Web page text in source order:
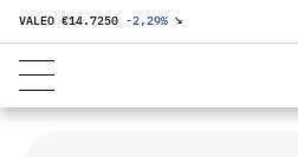
VALEO €14.7250 -2,29% ↘